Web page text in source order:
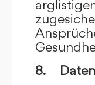
8.